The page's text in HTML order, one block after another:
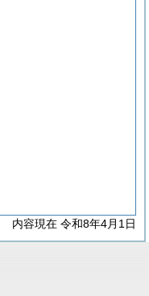
内容現在 令和8年4月1日